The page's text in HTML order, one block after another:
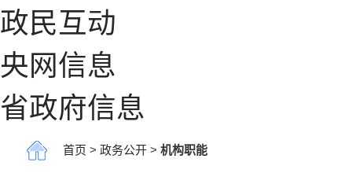
政民互动
央网信息
省政府信息
首页 > 政务公开> 机构职能